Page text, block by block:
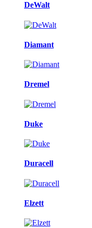
DeWalt
Diamant
Dremel
Duke
Duracell
Elzett